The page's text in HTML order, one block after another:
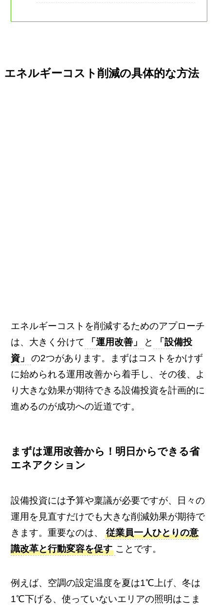
エネルギーコスト削減の具体的な方法
エネルギーコストを削減するためのアプローチ
は、大きく分けて
「運用改善」 と
「設備投
資」
の2つがあります。まずはコストをかけず
に始められる運用改善から着手し、その後、よ
り大きな効果が期待できる設備投資を計画的に
進めるのが成功への近道です。
まずは運用改善から！明日からできる省
エネアクション
設備投資には予算や稟議が必要ですが、日々の
運用を見直すだけでも大きな削減効果が期待で
きます。重要なのは、
従業員一人ひとりの意
識改革と行動変容を促す ことです。
例えば、空調の設定温度を夏は1℃上げ、冬は
1℃下げる、使っていないエリアの照明はこま